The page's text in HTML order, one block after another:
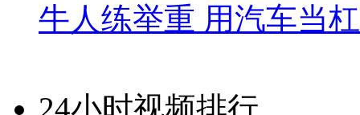
牛人练举重 用汽车当
24小时视频排行